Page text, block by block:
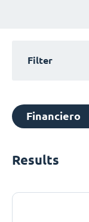
Filter
Financiero
Results